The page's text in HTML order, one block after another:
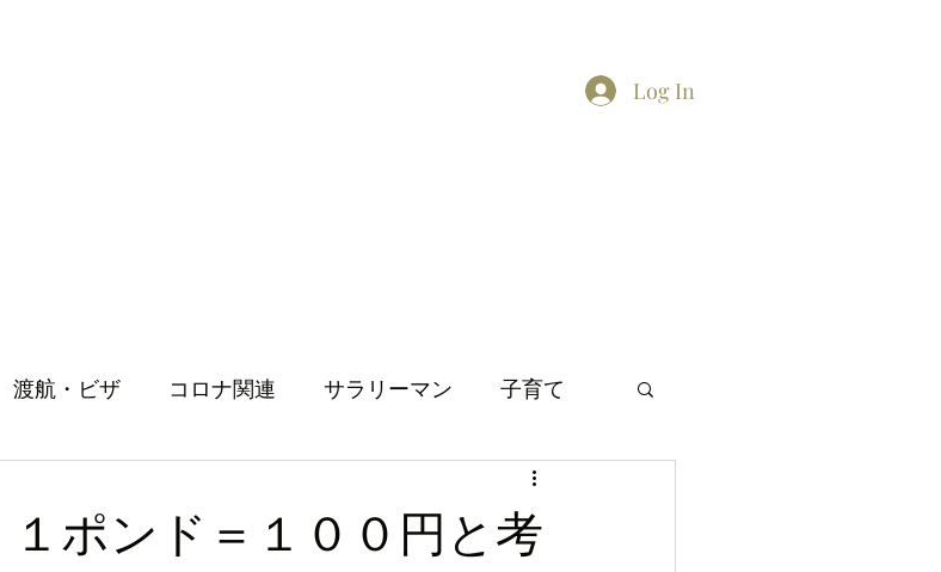
About Contact
Log In
渡航・ビザ コロナ関連 サラリーマン 子育て
日本文化
ポンド＝１００円と考